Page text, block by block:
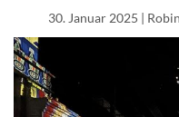
30. Januar 2025 |